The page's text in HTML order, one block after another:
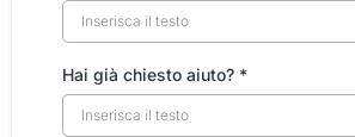
Hai già chiesto aiuto? *